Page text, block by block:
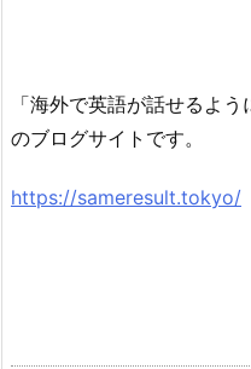
「海外で英語が話せるよ
のブログサイトです。
https://sameresult.tokyo/